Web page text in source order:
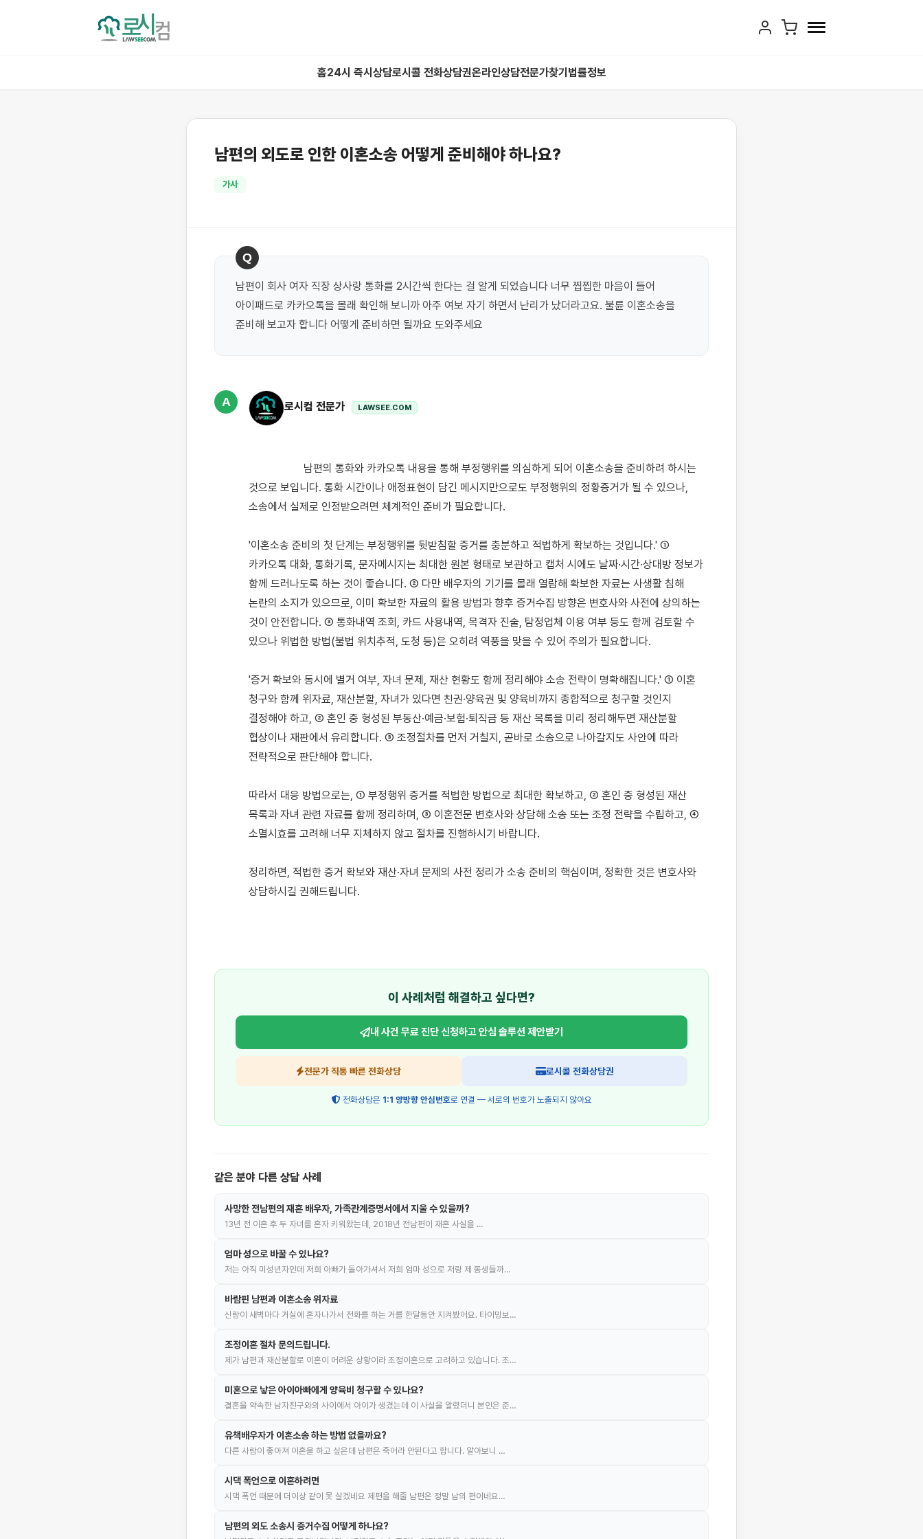
홈24시 즉시상담로시콜 전화상담권온라인상담전문가찾기 법률정보
남편의 외도로 인한 이혼소송 어떻게 준비해야 하나요?
가사
Q
남편이 회사 여자 직장 상사랑 통화를 2시간씩 한다는 걸 알게 되었습니다 너무 찝찝한 마음이 들어
아이패드로 카카오톡을 몰래 확인해 보니까 아주 여보 자기 하면서 난리가 났더라고요. 불륜 이혼소송을
준비해 보고자 합니다 어떻게 준비하면 될까요 도와주세요
A 로시컴 전문가 LAWSEE.COM
것으로 보입니다. 통화 시간이나 애정표현이 담긴 메시지만으로도 부정행위의 정황증거가 될 수 있으나,
소송에서 실제로 인정받으려면 체계적인 준비가 필요합니다.
'이혼소송 준비의 첫 단계는 부정행위를 뒷받침할 증거를 충분하고 적법하게 확보하는 것입니다.' ①
카카오톡 대화, 통화기록, 문자메시지는 최대한 원본 형태로 보관하고 캡처 시에도 날짜·시간·상대방 정보가
함께 드러나도록 하는 것이 좋습니다. ② 다만 배우자의 기기를 몰래 열람해 확보한 자료는 사생활 침해
논란의 소지가 있으므로, 이미 확보한 자료의 활용 방법과 향후 증거수집 방향은 변호사와 사전에 상의하는
것이 안전합니다. ③ 통화내역 조회, 카드 사용내역, 목격자 진술, 탐정업체 이용 여부 등도 함께 검토할 수
있으나 위법한 방법(불법 위치추적, 도청 등)은 오히려 역풍을 맞을 수 있어 주의가 필요합니다.
'증거 확보와 동시에 별거 여부, 자녀 문제, 재산 현황도 함께 정리해야 소송 전략이 명확해집니다.' ① 이혼
청구와 함께 위자료, 재산분할, 자녀가 있다면 친권·양육권 및 양육비까지 종합적으로 청구할 것인지
결정해야 하고, ② 혼인 중 형성된 부동산·예금·보험·퇴직금 등 재산 목록을 미리 정리해두면 재산분할
협상이나 재판에서 유리합니다. ③ 조정절차를 먼저 거칠지, 곧바로 소송으로 나아갈지도 사안에 따라
전략적으로 판단해야 합니다.
따라서 대응 방법으로는, ① 부정행위 증거를 적법한 방법으로 최대한 확보하고, ② 혼인 중 형성된 재산
목록과 자녀 관련 자료를 함께 정리하며, ③ 이혼전문 변호사와 상담해 소송 또는 조정 전략을 수립하고, ④
소멸시효를 고려해 너무 지체하지 않고 절차를 진행하시기 바랍니다.
정리하면, 적법한 증거 확보와 재산·자녀 문제의 사전 정리가 소송 준비의 핵심이며, 정확한 것은 변호사와
상담하시길 권해드립니다.
이 사례처럼 해결하고 싶다면?
내 사건 무료 진단 신청하고안심 솔루션 제안받기
전문가 직통 빠른 전화상담 로시콜 전화상담권
전화상담은 1:1 양방향 안심번호로 연결 — 서로의 번호가 노출되지 않아요
같은 분야 다른 상담 사례
사망한 전남편의 재혼 배우자, 가족관계증명서에서 지울 수 있을까?
13년 전 이혼 후 두 자녀를 혼자 키워왔는데, 2018년 전남편이 재혼 사실을 …
엄마 성으로 바꿀 수 있나요?
저는 아직 미성년자인데 저희 아빠가 돌아가셔서 저희 엄마 성으로 저랑 제 동생들까…
바람핀 남편과 이혼소송 위자료
신랑이 새벽마다 거실에 혼자나가서 전화를 하는 거를 한달동안 지켜봤어요. 타이밍보…
조정이혼 절차 문의드립니다.
제가 남편과 재산분할로 이혼이 어려운 상황이라 조정이혼으로 고려하고 있습니다. 조…
미혼으로 낳은 아이아빠에게 양육비 청구할 수 있나요?
결혼을 약속한 남자친구와의 사이에서 아이가 생겼는데 이 사실을 알렸더니 본인은 준…
유책배우자가 이혼소송 하는 방법 없을까요?
다른 사람이 좋아져 이혼을 하고 싶은데 남편은 죽어라 안된다고 합니다. 알아보니 …
시댁 폭언으로 이혼하려면
시댁 폭언 때문에 더이상 같이 못 살겠네요 제편을 해줄 남편은 정말 남의 편이네요…
남편의 외도 소송시 증거수집 어떻게 하나요?